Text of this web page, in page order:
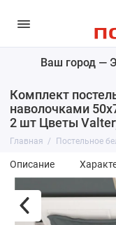
Ваш город —
Комплект
наволочками
2 шт Цветы
Главная Постельное
Описание